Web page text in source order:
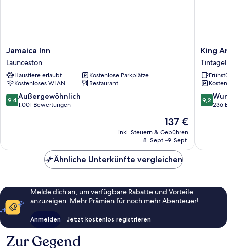
Jamaica
Inn
Launceston
Jamaica Inn
Launceston
Haustiere erlaubt
Kostenlose Parkplätze
Kostenloses WLAN
Restaurant
9.4
von
9,4 Außergewöhnlich
1.001 Bewertungen
Der
Preis
beträgt
137 €
inkl. Steuern & Gebühren
8. Sept.–9. Sept.
King
Arthur's
Arms
Inn
Tintagel
King
Tintagel
9.2
von
9,2
236
Ähnliche Unterkünfte vergleichen
Melde dich an, um verfügbare Rabatte und Vorteile
anzuzeigen. Mehr Prämien für noch mehr Abenteuer!
Anmelden Jetzt kostenlos registrieren
Zur Gegend